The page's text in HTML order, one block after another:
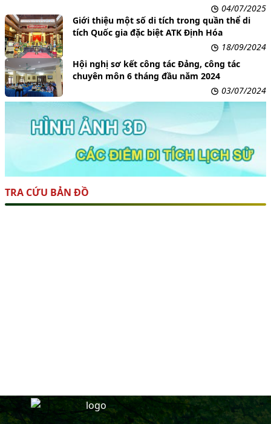
04/07/2025
Giới thiệu một số di tích trong quần thể di
tích Quốc gia đặc biệt ATK Định Hóa
18/09/2024
Hội nghị sơ kết công tác Đảng, công tác
chuyên môn 6 tháng đầu năm 2024
03/07/2024
TRA CỨU BẢN ĐỒ